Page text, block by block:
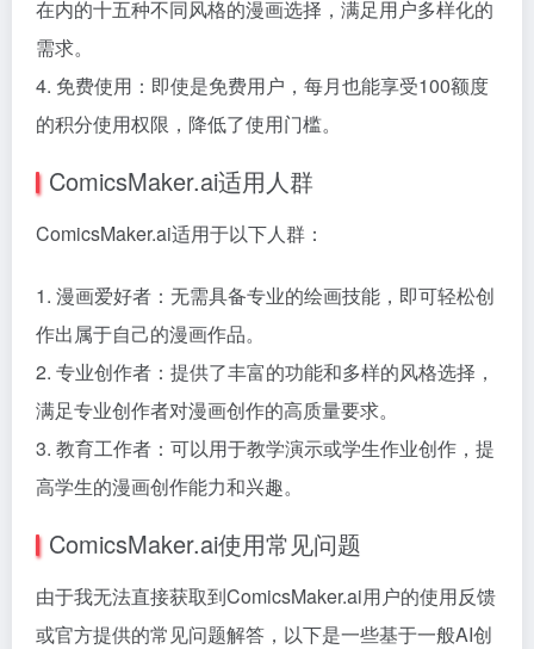
在内的十五种不同风格的漫画选择，满足用户多样化的
需求。
4. 免费使用：即使是免费用户，每月也能享受100额度
的积分使用权限，降低了使用门槛。
ComicsMaker.ai适用人群
ComicsMaker.ai适用于以下人群：
1. 漫画爱好者：无需具备专业的绘画技能，即可轻松创
作出属于自己的漫画作品。
2. 专业创作者：提供了丰富的功能和多样的风格选择，
满足专业创作者对漫画创作的高质量要求。
3. 教育工作者：可以用于教学演示或学生作业创作，提
高学生的漫画创作能力和兴趣。
ComicsMaker.ai使用常见问题
由于我无法直接获取到ComicsMaker.ai用户的使用反馈
或官方提供的常见问题解答，以下是一些基于一般AI创